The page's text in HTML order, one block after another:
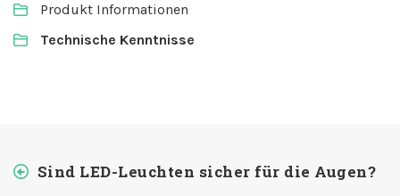
Produkt Informationen
Technische Kenntnisse
Sind LED-Leuchten sicher für die Augen?